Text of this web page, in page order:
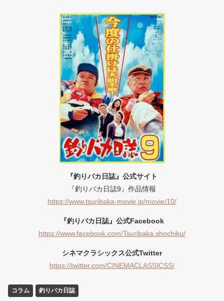
『釣りバカ日誌』公式サイト
『釣りバカ日誌9』作品情報
https://www.tsuribaka-movie.jp/movie/10/
『釣りバカ日誌』公式Facebook
https://www.facebook.com/Tsuribaka.shochiku/
シネマクラシックス公式Twitter
https://twitter.com/CINEMACLASSICSS/
コラム 釣りバカ日誌